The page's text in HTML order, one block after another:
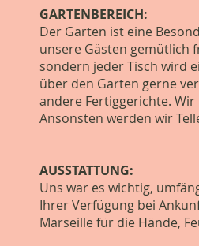
GARTENBEREICH:
Der Garten ist eine
unsere Gästen gemütlich
sondern jeder Tisch wird
über den Garten gerne
andere Fertiggerichte. Wir
Ansonsten werden wir
AUSSTATTUNG:
Uns war es wichtig,
Ihrer Verfügung bei
Marseille für die Hände,